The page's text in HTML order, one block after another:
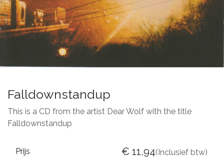
Falldownstandup
This is a CD from the artist Dear Wolf with the title
Falldownstandup
Prijs € 11,94(Inclusief btw)